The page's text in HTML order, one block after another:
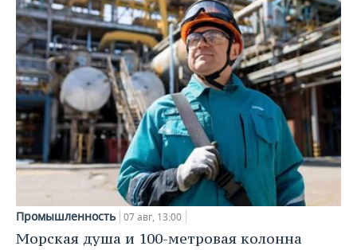
Промышленность 07 авг, 13:00
Морская душа и 100-метровая колонна